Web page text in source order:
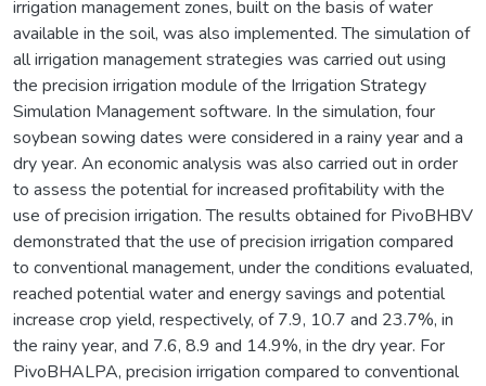
irrigation management zones, built on the basis of water
available in the soil, was also implemented. The simulation of
all irrigation management strategies was carried out using
the precision irrigation module of the Irrigation Strategy
Simulation Management software. In the simulation, four
soybean sowing dates were considered in a rainy year and a
dry year. An economic analysis was also carried out in order
to assess the potential for increased profitability with the
use of precision irrigation. The results obtained for PivoBHBV
demonstrated that the use of precision irrigation compared
to conventional management, under the conditions evaluated,
reached potential water and energy savings and potential
increase crop yield, respectively, of 7.9, 10.7 and 23.7%, in
the rainy year, and 7.6, 8.9 and 14.9%, in the dry year. For
PivoBHALPA, precision irrigation compared to conventional